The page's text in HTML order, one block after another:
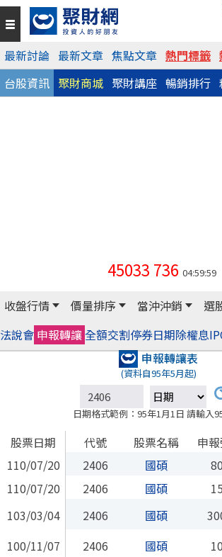
最新討論 最新文章 焦點文章 熱門標籤
台股資訊 聚財商城 聚財講座 暢銷排行
45033 736 04:59:59
收盤行情 價量排序 當沖沖銷 選
法說會 申報轉讓全額交割停券日期除權息
申報轉讓表
(資料自95年5月起)
日期格式範例：95年1月1日 請輸入
股票日期 代號 股票名稱 申
110/07/20
2406 國碩
110/07/20
2406 國碩
103/03/04
2406 國碩
100/11/07
2406 國碩